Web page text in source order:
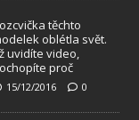
těchto
oblétla svět.
uvidíte video,
proč
15/12/2016 0